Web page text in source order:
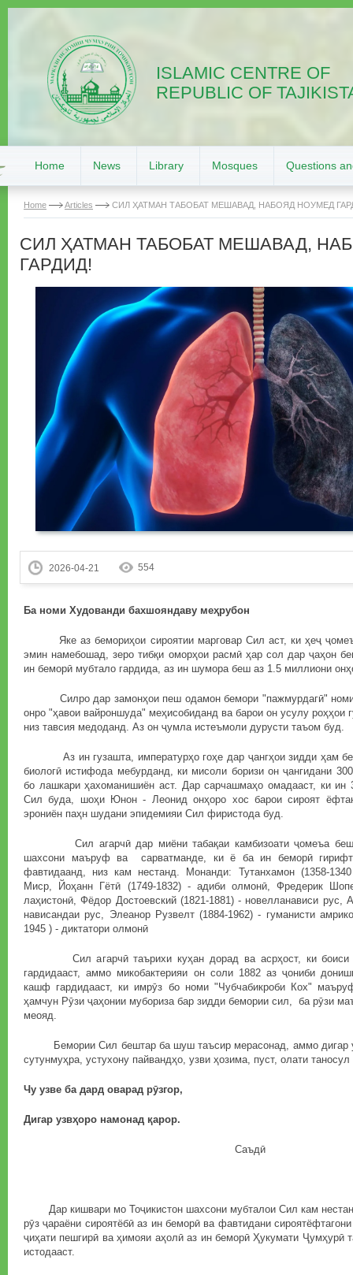
ISLAMIC CENTRE OF
REPUBLIC OF
Home News Library Mosques Questions
Home Articles СИЛ ҲАТМАН ТАБОБАТ МЕШАВАД, НАБОЯД НОУМЕД
СИЛ ҲАТМАН ТАБОБАТ МЕШАВАД,
ГАРДИД!
2026-04-21 554
Ба номи Худованди бахшояндаву меҳрубон
Яке аз бемориҳои сироятии марговар Сил аст, ки ҳеҷ
эмин намебошад, зеро тибқи оморҳои расмӣ ҳар сол дар ҷаҳон
ин беморӣ мубтало гардида, аз ин шумора беш аз 1.5 миллиони
Силро дар замонҳои пеш одамон бемори "пажмурдагӣ"
онро "ҳавои вайроншуда" меҳисобиданд ва барои он усулу роҳҳои
низ тавсия медоданд. Аз он ҷумла истеъмоли дурусти таъом буд.
Аз ин гузашта, импературҳо гоҳе дар ҷангҳои зидди ҳам
биологӣ истифода мебурданд, ки мисоли боризи он ҷангидани
бо лашкари ҳахоманишиён аст. Дар сарчашмаҳо омадааст, ки ин
Сил буда, шоҳи Юнон - Леонид онҳоро хос барои сироят
эрониён паҳн шудани эпидемияи Сил фиристода буд.
Сил агарчӣ дар миёни табақаи камбизоати ҷомеъа
шахсони маъруф ва сарватманде, ки ё ба ин беморӣ
фавтидаанд, низ кам нестанд. Монанди: Тутанхамон (1358-
Миср, Йоҳанн Гётӣ (1749-1832) - адиби олмонӣ, Фредерик
лаҳистонӣ, Фёдор Достоевский (1821-1881) - новелланависи
нависандаи рус, Элеанор Рузвелт (1884-1962) - гуманисти
1945 ) - диктатори олмонӣ
Сил агарчӣ таърихи куҳан дорад ва асрҳост, ки боиси
гардидааст, аммо микобактерияи он соли 1882 аз ҷониби
кашф гардидааст, ки имрӯз бо номи "Чубчабикроби Кох"
ҳамчун Рӯзи ҷаҳонии мубориза бар зидди бемории сил, ба рӯзи
меояд.
Бемории Сил бештар ба шуш таъсир мерасонад, аммо дигар
сутунмуҳра, устухону пайвандҳо, узви ҳозима, пуст, олати
Чу узве ба дард оварад рӯзгор,
Дигар узвҳоро намонад қарор.
Саъдӣ
Дар кишвари мо Тоҷикистон шахсони мубталои Сил кам
рӯз ҷараёни сироятёбӣ аз ин беморӣ ва фавтидани
ҷиҳати пешгирӣ ва ҳимояи аҳолӣ аз ин беморӣ Ҳукумати Ҷумҳурӣ
истодааст.